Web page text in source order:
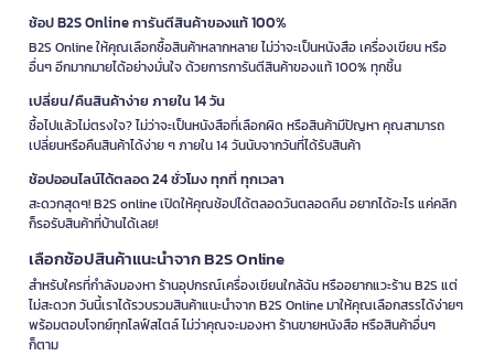
ช้อป B2S Online การันตีสินค้าของแท้ 100%
B2S Online ให้คุณเลือกซื้อสินค้าหลากหลาย ไม่ว่าจะเป็นหนังสือ เครื่องเขียน หรือ
อื่นๆ อีกมากมายได้อย่างมั่นใจ ด้วยการการันตีสินค้าของแท้ 100% ทุกชิ้น
เปลี่ยน/คืนสินค้าง่าย ภายใน 14 วัน
ซื้อไปแล้วไม่ตรงใจ? ไม่ว่าจะเป็นหนังสือที่เลือกผิด หรือสินค้ามีปัญหา คุณสามารถ
เปลี่ยนหรือคืนสินค้าได้ง่าย ๆ ภายใน 14 วันนับจากวันที่ได้รับสินค้า
ช้อปออนไลน์ได้ตลอด 24 ชั่วโมง ทุกที่ ทุกเวลา
สะดวกสุดๆ! B2S online เปิดให้คุณช้อปได้ตลอดวันตลอดคืน อยากได้อะไร แค่คลิก
ก็รอรับสินค้าที่บ้านได้เลย!
เลือกช้อปสินค้าแนะนำจาก B2S Online
สำหรับใครที่กำลังมองหา ร้านอุปกรณ์เครื่องเขียนใกล้ฉัน หรืออยากแวะร้าน B2S แต่
ไม่สะดวก วันนี้เราได้รวบรวมสินค้าแนะนำจาก B2S Online มาให้คุณเลือกสรรได้ง่ายๆ
พร้อมตอบโจทย์ทุกไลฟ์สไตล์ ไม่ว่าคุณจะมองหา ร้านขายหนังสือ หรือสินค้าอื่นๆ
ก็ตาม